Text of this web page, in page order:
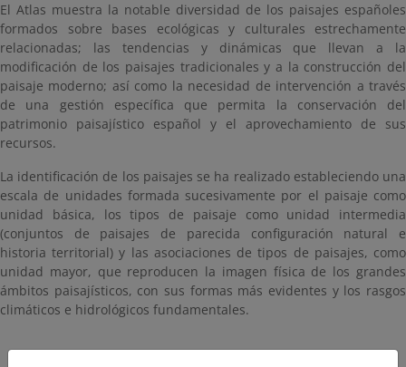
El Atlas muestra la notable diversidad de los paisajes españoles
formados sobre bases ecológicas y culturales estrechamente
relacionadas; las tendencias y dinámicas que llevan a la
modificación de los paisajes tradicionales y a la construcción del
paisaje moderno; así como la necesidad de intervención a través
de una gestión específica que permita la conservación del
patrimonio paisajístico español y el aprovechamiento de sus
recursos.
La identificación de los paisajes se ha realizado estableciendo una
escala de unidades formada sucesivamente por el paisaje como
unidad básica, los tipos de paisaje como unidad intermedia
(conjuntos de paisajes de parecida configuración natural e
historia territorial) y las asociaciones de tipos de paisajes, como
unidad mayor, que reproducen la imagen física de los grandes
ámbitos paisajísticos, con sus formas más evidentes y los rasgos
climáticos e hidrológicos fundamentales.